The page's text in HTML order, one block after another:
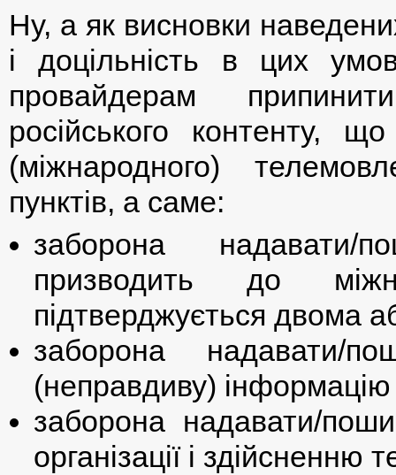
Ну, а як висновки
і доцільність в цих
провайдерам
російського контенту,
(міжнародного)
пунктів, а саме:
заборона надавати/
призводить до
підтверджується двома
заборона надавати/
(неправдиву)
заборона надавати/
організації і здійсненню